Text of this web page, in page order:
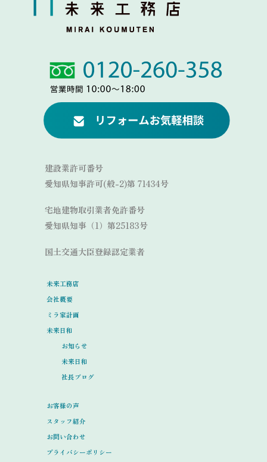
Link
Link
建設業許可番号
愛知県知事許可(般-2)第 71434号
宅地建物取引業者免許番号
愛知県知事（1）第25183号
国土交通大臣登録認定業者
未来工務店
会社概要
ミラ家計画
未来日和
お知らせ
未来日和
社長ブログ
お客様の声
スタッフ紹介
お問い合わせ
プライバシーポリシー